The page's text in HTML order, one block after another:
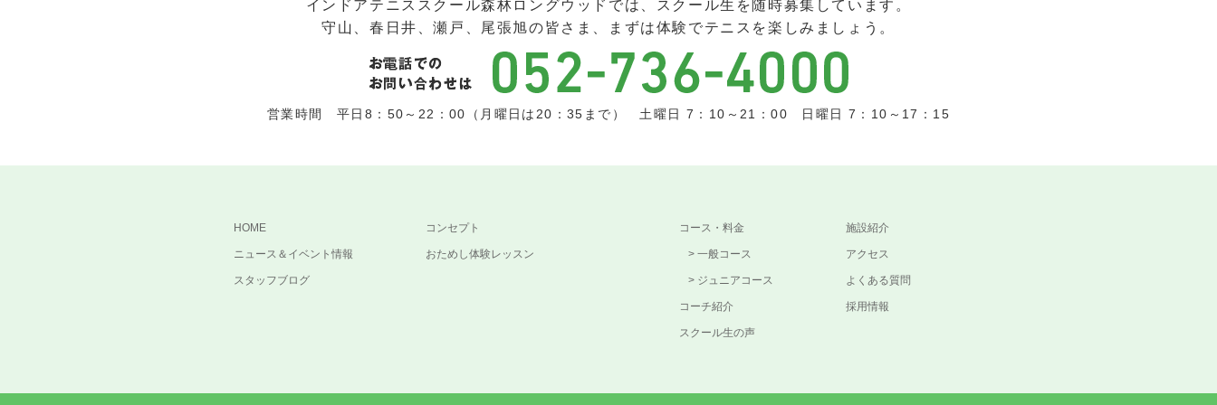
インドアテニススクール森林ロングウッドでは、スクール生を随時募集しています。
守山、春日井、瀬戸、尾張旭の皆さま、まずは体験でテニスを楽しみましょう。
営業時間 平日8：50～22：00（月曜日は20：35まで） 土曜日 7：10～21：00 日曜日 7：10～17：15
HOME
ニュース＆イベント情報
スタッフブログ
コンセプト
おためし体験レッスン
コース・料金
一般コース
ジュニアコース
コーチ紹介
スクール生の声
施設紹介
アクセス
よくある質問
採用情報